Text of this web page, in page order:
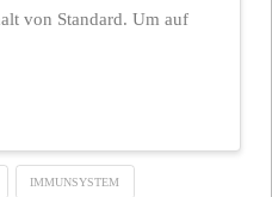
von Standard. Um auf
IMMUNSYSTEM